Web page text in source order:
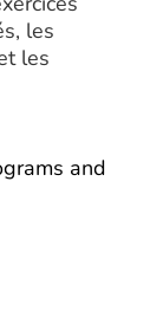
les
les
and